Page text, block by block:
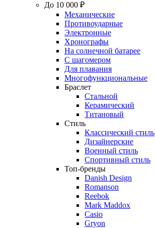
До 10 000 ₽
Механические
Противоударные
Электронные
Хронографы
На солнечной батарее
С шагомером
Для плавания
Многофункциональные
Браслет
Стальной
Керамический
Титановый
Стиль
Классический стиль
Дизайнерские
Военный стиль
Спортивный стиль
Топ-бренды
Danish Design
Romanson
Reebok
Mark Maddox
Casio
Gryon